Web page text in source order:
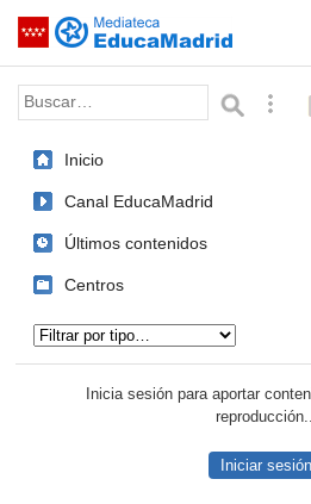
Saltar navegación
Palabra o frase:
Inicio
Canal EducaMadrid
Últimos contenidos
Centros
Inicia sesión para aportar
Iniciar sesión